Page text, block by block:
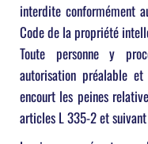
interdite conformément
Code de la propriété
Toute personne y
autorisation préalable
encourt les peines
articles L 335-2 et